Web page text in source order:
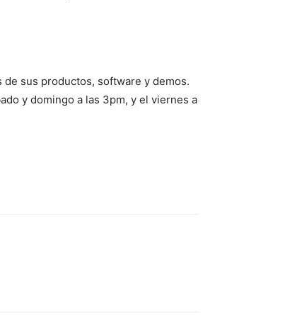
sus productos, software y demos.
y domingo a las 3pm, y el viernes a